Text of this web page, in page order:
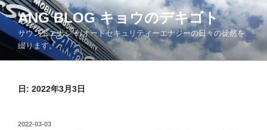
コ
ン
テ
ツ
ANG BLOG キョウのデキゴト
サウンドエナジー/オートセキュリティーエナジーの日々の徒然を
綴ります。
日: 2022年3月3日
投
2022-03-03